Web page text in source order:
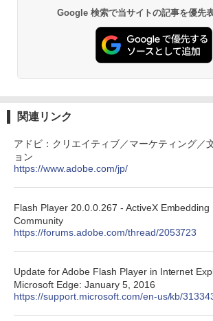
Robloxギフトカード -
定バーチャルアイテム
インゲームコード】 ロ
ラインコード版
￥3,200
ラインコード版
￥1,600
Microsoft Office Home
0/mac対応|PC2台
￥37,224
方 マニュアル AI副業に
にもKindle出版にも！
めのAIコーディング入
￥99
bデザイン入門講座［第
￥2,326
Kindle Paperwhite シ
ション (32GB) 7インチ
るさ自動調整、色調調
持続バッテリー、広告
Amazon Kindle
ージ、防水、7インチ
イ、色調調節ライト、
テリー、広告無し、ブ
売)
￥39,980
New Amazon Kindle
レージ、ノート機能搭
整、色調調節ライト、
き、グラファイト
Google 検索で当サイトの記事を優先
関連リンク
アドビ：クリエイティブ／マーケティング／
ョン
https://www.adobe.com/jp/
Flash Player 20.0.0.267 - ActiveX Embedding
Community
https://forums.adobe.com/thread/2053723
Update for Adobe Flash Player in Internet
Microsoft Edge: January 5, 2016
https://support.microsoft.com/en-us/kb/